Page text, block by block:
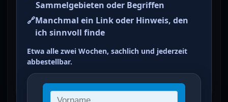
Sammelgebieten oder Begriffen
🔗Manchmal ein Link oder Hinweis, den
ich sinnvoll finde
Etwa alle zwei Wochen, sachlich und jederzeit
abbestellbar.
Ziffern, Arbeiter, Posthorn
und Pflüger 2 M
dunkelbraunviolett
ein Treffer von 4